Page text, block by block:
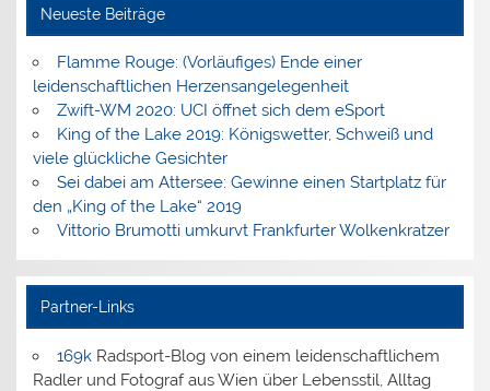
Neueste Beiträge
Flamme Rouge: (Vorläufiges) Ende einer
leidenschaftlichen Herzensangelegenheit
Zwift-WM 2020: UCI öffnet sich dem eSport
King of the Lake 2019: Königswetter, Schweiß und
viele glückliche Gesichter
Sei dabei am Attersee: Gewinne einen Startplatz für
den „King of the Lake“ 2019
Vittorio Brumotti umkurvt Frankfurter Wolkenkratzer
Partner-Links
169kRadsport-Blog von einem leidenschaftlichem
Radler und Fotograf aus Wien über Lebensstil, Alltag